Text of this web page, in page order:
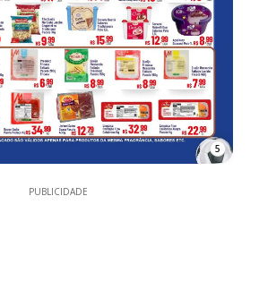
5
PUBLICIDADE